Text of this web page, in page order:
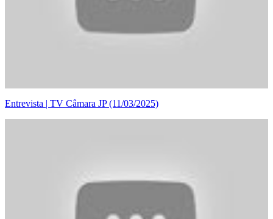
Entrevista | TV Câmara JP (11/03/2025)